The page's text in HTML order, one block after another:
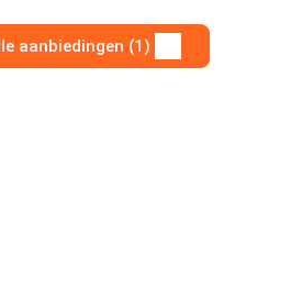
aanbiedingen (1)